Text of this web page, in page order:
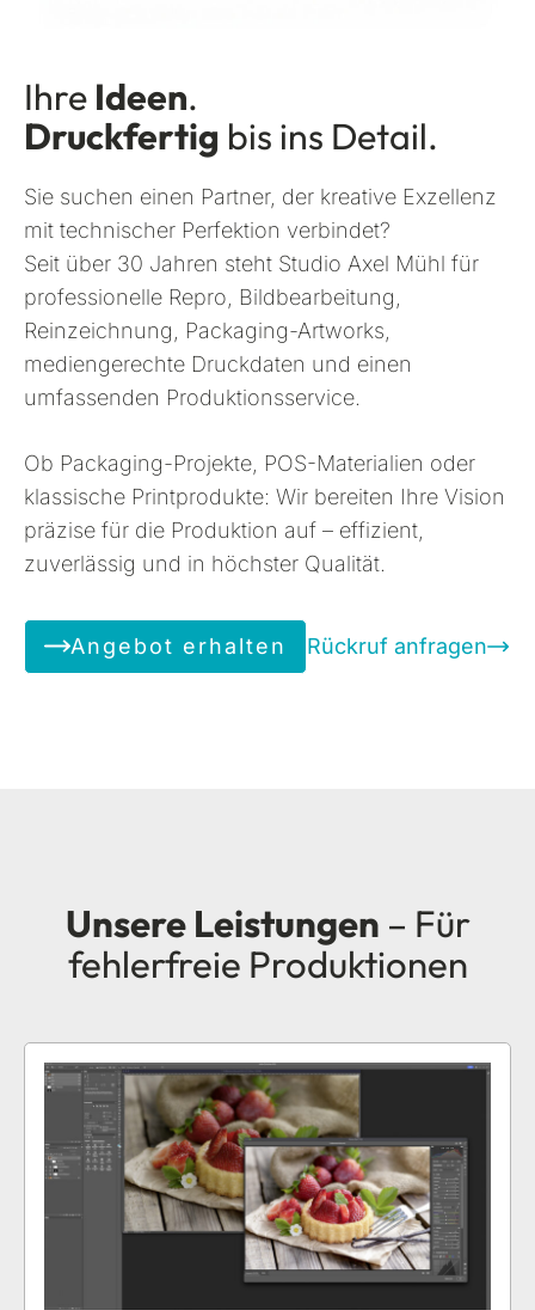
Ihre Ideen.
Druckfertig bis ins Detail.
Sie suchen einen Partner, der kreative Exzellenz
mit technischer Perfektion verbindet?
Seit über 30 Jahren steht Studio Axel Mühl für
professionelle Repro, Bildbearbeitung,
Reinzeichnung, Packaging-Artworks,
mediengerechte Druckdaten und einen
umfassenden Produktionsservice.
Ob Packaging-Projekte, POS-Materialien oder
klassische Printprodukte: Wir bereiten Ihre Vision
präzise für die Produktion auf – effizient,
zuverlässig und in höchster Qualität.
Angebot erhalten Rückruf anfragen
Unsere Leistungen – Für
fehlerfreie Produktionen